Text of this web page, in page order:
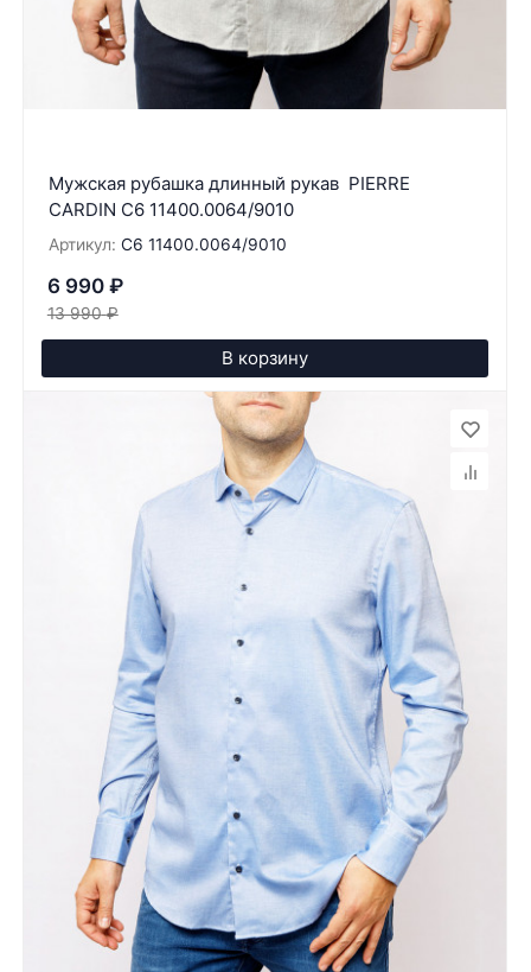
Мужская рубашка длинный рукав PIERRE
CARDIN C6 11400.0064/9010
Артикул: C6 11400.0064/9010
6 990 ₽
13 990 ₽
В корзину